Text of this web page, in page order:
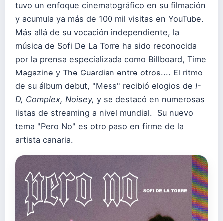
tuvo un enfoque cinematográfico en su filmación
y acumula ya más de 100 mil visitas en YouTube.
Más allá de su vocación independiente, la
música de Sofi De La Torre ha sido reconocida
por la prensa especializada como Billboard, Time
Magazine y The Guardian entre otros.... El ritmo
de su álbum debut, "Mess" recibió elogios de I-
D, Complex, Noisey, y se destacó en numerosas
listas de streaming a nivel mundial. Su nuevo
tema "Pero No" es otro paso en firme de la
artista canaria.